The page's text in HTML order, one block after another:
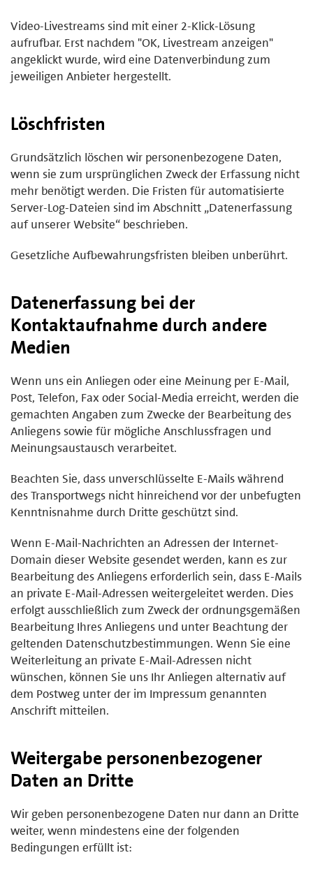
Video-Livestreams sind mit einer 2-Klick-Lösung
aufrufbar. Erst nachdem "OK, Livestream anzeigen"
angeklickt wurde, wird eine Datenverbindung zum
jeweiligen Anbieter hergestellt.
Löschfristen
Grundsätzlich löschen wir personenbezogene Daten,
wenn sie zum ursprünglichen Zweck der Erfassung nicht
mehr benötigt werden. Die Fristen für automatisierte
Server-Log-Dateien sind im Abschnitt „Datenerfassung
auf unserer Website“ beschrieben.
Gesetzliche Aufbewahrungsfristen bleiben unberührt.
Datenerfassung bei der
Kontaktaufnahme durch andere
Medien
Wenn uns ein Anliegen oder eine Meinung per E-Mail,
Post, Telefon, Fax oder Social-Media erreicht, werden die
gemachten Angaben zum Zwecke der Bearbeitung des
Anliegens sowie für mögliche Anschlussfragen und
Meinungsaustausch verarbeitet.
Beachten Sie, dass unverschlüsselte E-Mails während
des Transportwegs nicht hinreichend vor der unbefugten
Kenntnisnahme durch Dritte geschützt sind.
Wenn E-Mail-Nachrichten an Adressen der Internet-
Domain dieser Website gesendet werden, kann es zur
Bearbeitung des Anliegens erforderlich sein, dass E-Mails
an private E-Mail-Adressen weitergeleitet werden. Dies
erfolgt ausschließlich zum Zweck der ordnungsgemäßen
Bearbeitung Ihres Anliegens und unter Beachtung der
geltenden Datenschutzbestimmungen. Wenn Sie eine
Weiterleitung an private E-Mail-Adressen nicht
wünschen, können Sie uns Ihr Anliegen alternativ auf
dem Postweg unter der im Impressum genannten
Anschrift mitteilen.
Weitergabe personenbezogener
Daten an Dritte
Wir geben personenbezogene Daten nur dann an Dritte
weiter, wenn mindestens eine der folgenden
Bedingungen erfüllt ist: